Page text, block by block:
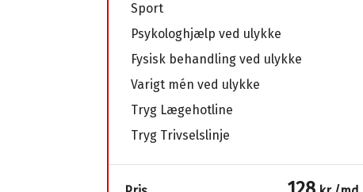
Sport
Psykologhjælp ved ulykke
Fysisk behandling ved ulykke
Varigt mén ved ulykke
Tryg Lægehotline
Tryg Trivselslinje